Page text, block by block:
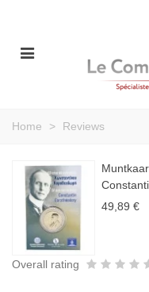
Home > Reviews
49,89 €
Overall rating